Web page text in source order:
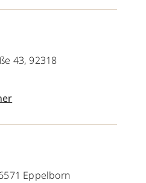
43, 92318
Eppelborn